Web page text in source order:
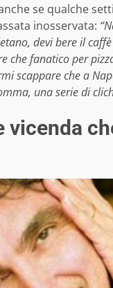
se qualche
inosservata:
devi bere il
che fanatico per
scappare che a
una serie di